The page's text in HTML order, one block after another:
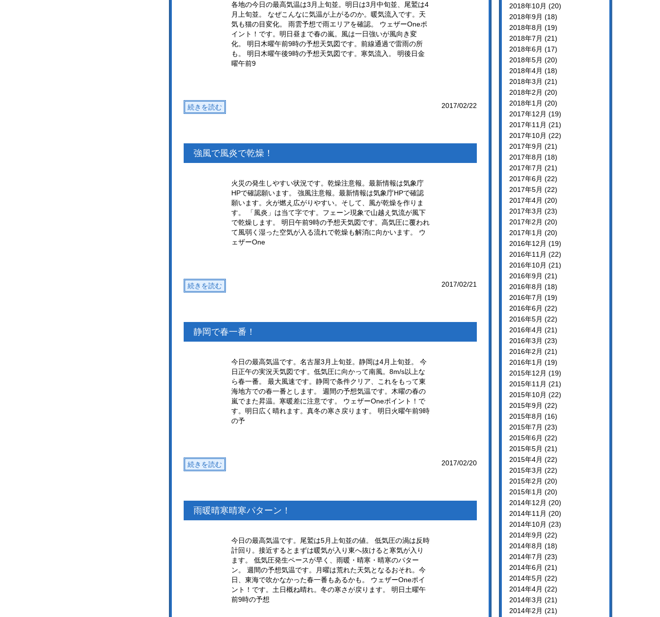
各地の今日の最高気温は3月上旬並。明日は3月中旬並、尾鷲は4
月上旬並。 なぜこんなに気温が上がるのか。暖気流入です。天
気も猫の目変化。 雨雲予想で雨エリアを確認。 ウェザーOneポ
イント！です。明日昼まで春の嵐。風は一日強いが風向き変
化。 明日木曜午前9時の予想天気図です。前線通過で雷雨の所
も。 明日木曜午後9時の予想天気図です。寒気流入。 明後日金
曜午前9
続きを読む 2017/02/22
強風で風炎で乾燥！
火災の発生しやすい状況です。乾燥注意報。最新情報は気象庁
HPで確認願います。 強風注意報。最新情報は気象庁HPで確認
願います。火が燃え広がりやすい。そして、風が乾燥を作りま
す。 「風炎」は当て字です。フェーン現象で山越え気流が風下
で乾燥します。 明日午前9時の予想天気図です。高気圧に覆われ
て風弱く湿った空気が入る流れで乾燥も解消に向かいます。 ウ
ェザーOne
続きを読む 2017/02/21
静岡で春一番！
今日の最高気温です。名古屋3月上旬並。静岡は4月上旬並。 今
日正午の実況天気図です。低気圧に向かって南風。8m/s以上な
ら春一番。 最大風速です。静岡で条件クリア、これをもって東
海地方での春一番とします。 週間の予想気温です。木曜の春の
嵐でまた昇温。寒暖差に注意です。 ウェザーOneポイント！で
す。明日広く晴れます。真冬の寒さ戻ります。 明日火曜午前9時
の予
続きを読む 2017/02/20
雨暖晴寒晴寒パターン！
今日の最高気温です。尾鷲は5月上旬並の値。 低気圧の渦は反時
計回り。接近するとまずは暖気が入り東へ抜けると寒気が入り
ます。 低気圧発生ペースが早く、雨暖・晴寒・晴寒のパター
ン。 週間の予想気温です。月曜は荒れた天気となるおそれ。今
日、東海で吹かなかった春一番もあるかも。 ウェザーOneポイ
ント！です。土日概ね晴れ。冬の寒さが戻ります。 明日土曜午
前9時の予想
2018年10月 (20)
2018年9月 (18)
2018年8月 (19)
2018年7月 (21)
2018年6月 (17)
2018年5月 (20)
2018年4月 (18)
2018年3月 (21)
2018年2月 (20)
2018年1月 (20)
2017年12月 (19)
2017年11月 (21)
2017年10月 (22)
2017年9月 (21)
2017年8月 (18)
2017年7月 (21)
2017年6月 (22)
2017年5月 (22)
2017年4月 (20)
2017年3月 (23)
2017年2月 (20)
2017年1月 (20)
2016年12月 (19)
2016年11月 (22)
2016年10月 (21)
2016年9月 (21)
2016年8月 (18)
2016年7月 (19)
2016年6月 (22)
2016年5月 (22)
2016年4月 (21)
2016年3月 (23)
2016年2月 (21)
2016年1月 (19)
2015年12月 (19)
2015年11月 (21)
2015年10月 (22)
2015年9月 (22)
2015年8月 (16)
2015年7月 (23)
2015年6月 (22)
2015年5月 (21)
2015年4月 (22)
2015年3月 (22)
2015年2月 (20)
2015年1月 (20)
2014年12月 (20)
2014年11月 (20)
2014年10月 (23)
2014年9月 (22)
2014年8月 (18)
2014年7月 (23)
2014年6月 (21)
2014年5月 (22)
2014年4月 (22)
2014年3月 (21)
2014年2月 (21)